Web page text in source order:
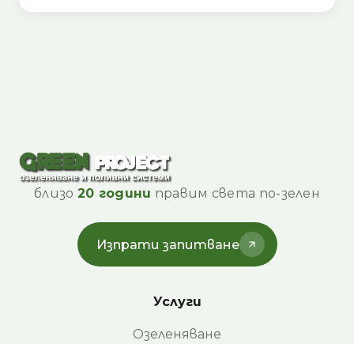
близо 20 години правим света по-зелен
Изпрати запитване
Услуги
Озеленяване